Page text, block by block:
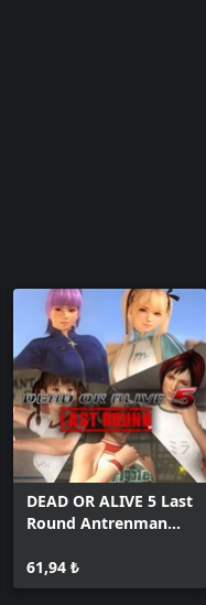
DEAD OR ALIVE 5 Last
Round Antrenman
61,94 ₺